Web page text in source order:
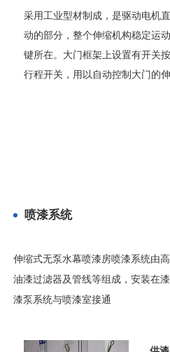
采用工业型材制成，是驱动电机
动的部分，整个伸缩机构稳定运
键所在。大门框架上设置有开关
行程开关，用以自动控制大门的
喷漆系统
伸缩式无泵水幕喷漆房喷漆系统由
油漆过滤器及管线等组成，安装在
漆泵系统与喷漆室接通